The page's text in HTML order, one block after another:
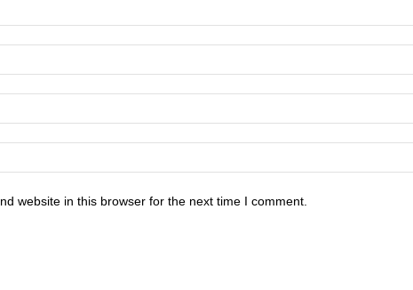
website in this browser for the next time I comment.